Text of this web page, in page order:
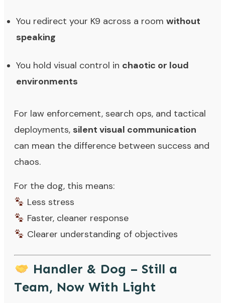
You redirect your K9 across a room without
speaking
You hold visual control in chaotic or loud
environments
For law enforcement, search ops, and tactical
deployments, silent visual communication
can mean the difference between success and
chaos.
For the dog, this means:
Less stress
Faster, cleaner response
Clearer understanding of objectives
Handler & Dog – Still a
Team, Now With Light